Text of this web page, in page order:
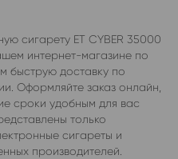
сигарету ET CYBER 35000
интернет-магазине по
быструю доставку по
Оформляйте заказ онлайн,
сроки удобным для вас
только
сигареты и
производителей.